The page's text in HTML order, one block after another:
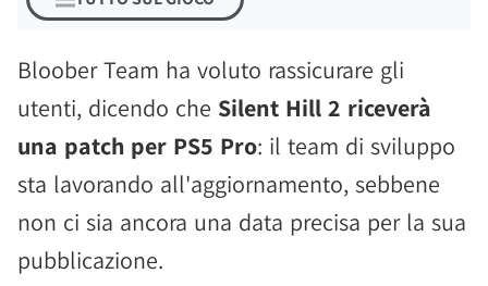
Bloober Team ha voluto rassicurare gli
utenti, dicendo che Silent Hill 2 riceverà
una patch per PS5 Pro: il team di sviluppo
sta lavorando all'aggiornamento, sebbene
non ci sia ancora una data precisa per la sua
pubblicazione.